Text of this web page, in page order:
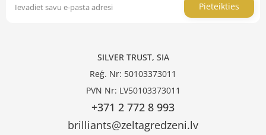
Pieteikties
SILVER TRUST, SIA
Reģ. Nr: 50103373011
PVN Nr: LV50103373011
+371 2 772 8 993
brilliants@zeltagredzeni.lv